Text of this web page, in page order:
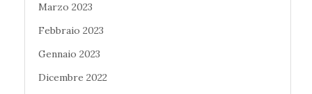
Marzo 2023
Febbraio 2023
Gennaio 2023
Dicembre 2022